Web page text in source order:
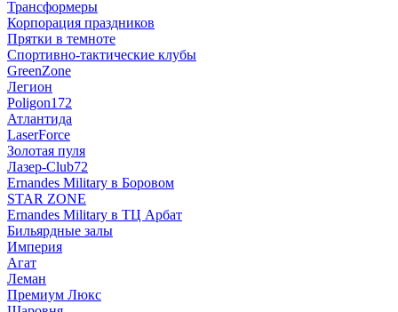
Трансформеры
Корпорация праздников
Прятки в темноте
Спортивно-тактические клубы
GreenZone
Легион
Poligon172
Атлантида
LaserForce
Золотая пуля
Лазер-Club72
Ernandes Military в Боровом
STAR ZONE
Ernandes Military в ТЦ Арбат
Бильярдные залы
Империя
Агат
Леман
Премиум Люкс